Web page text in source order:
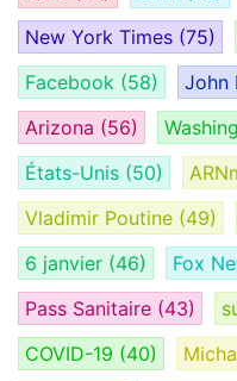
New York Times (75)
Facebook (58) John
Arizona (56)
États-Unis (50)
Vladimir Poutine (49)
6 janvier (46) Fox
Pass Sanitaire (43)
COVID-19 (40)